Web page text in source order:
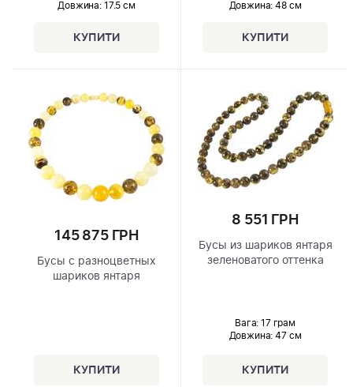
Довжина: 17.5 см
Довжина: 48 см
145 875 ГРН
Бусы с разноцветных
шариков янтаря
8 551 ГРН
Бусы из шариков янтаря
зеленоватого оттенка
Вага: 17 грам
Довжина: 47 см